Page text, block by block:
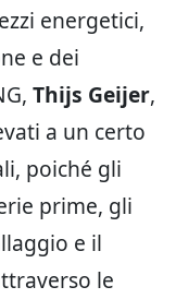
energetici,
e dei
Thijs Geijer,
a un certo
poiché gli
prime, gli
e il
le